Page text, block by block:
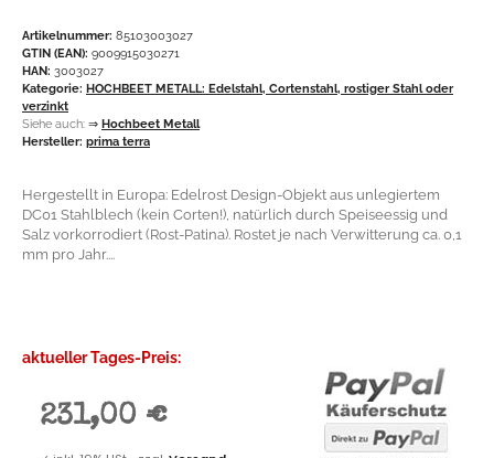
Artikelnummer: 85103003027
GTIN (EAN): 9009915030271
HAN: 3003027
Kategorie: HOCHBEET METALL: Edelstahl, Cortenstahl, rostiger Stahl oder
verzinkt
Siehe auch: ⇒ Hochbeet Metall
Hersteller: prima terra
Hergestellt in Europa: Edelrost Design-Objekt aus unlegiertem
DC01 Stahlblech (kein Corten!), natürlich durch Speiseessig und
Salz vorkorrodiert (Rost-Patina). Rostet je nach Verwitterung ca. 0,1
mm pro Jahr....
aktueller Tages-Preis:
231,00 €